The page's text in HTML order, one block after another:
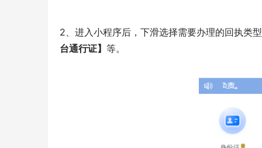
2、进入小程序后，下滑选择需要办理的回执类
台通行证】 等。